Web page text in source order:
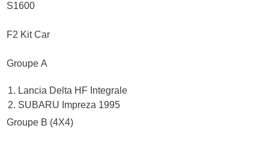
S1600
F2 Kit Car
Groupe A
Lancia Delta HF Integrale
SUBARU Impreza 1995
Groupe B (4X4)